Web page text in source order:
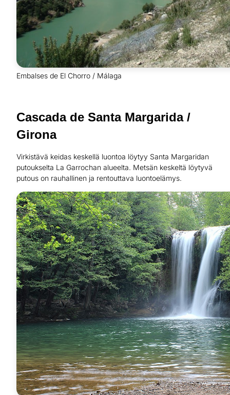
Embalses de El Chorro / Málaga
Cascada de Santa Margarida /
Girona
Virkistävä keidas keskellä luontoa löytyy Santa Margaridan
putoukselta La Garrochan alueelta. Metsän keskeltä löytyvä
putous on rauhallinen ja rentouttava luontoelämys.